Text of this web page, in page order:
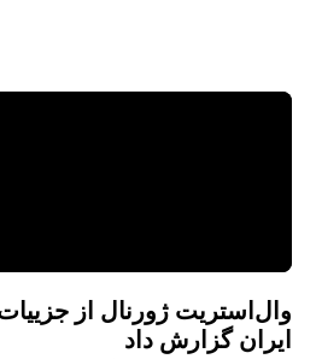
وال‌استریت ژورنال از
ایران گزارش داد